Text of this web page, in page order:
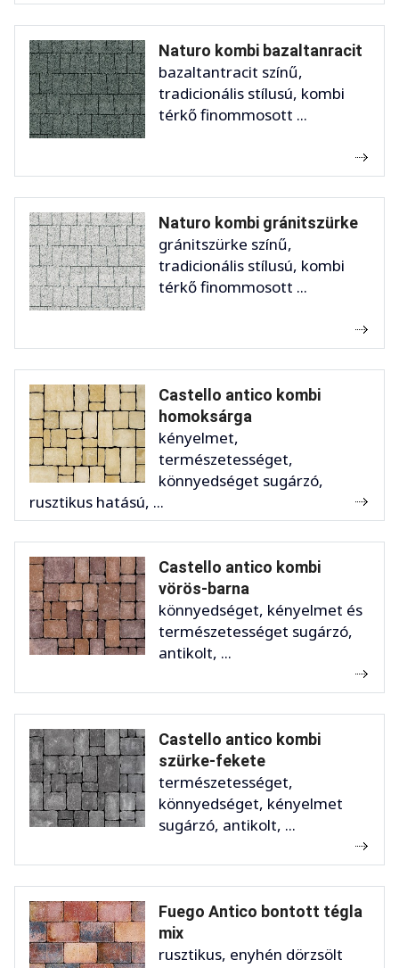
Naturo kombi bazaltanracit
bazaltantracit színű,
tradicionális stílusú, kombi
térkő finommosott ...
Naturo kombi gránitszürke
gránitszürke színű,
tradicionális stílusú, kombi
térkő finommosott ...
Castello antico kombi
homoksárga
kényelmet,
természetességet,
könnyedséget sugárzó,
rusztikus hatású, ...
Castello antico kombi
vörös-barna
könnyedséget, kényelmet és
természetességet sugárzó,
antikolt, ...
Castello antico kombi
szürke-fekete
természetességet,
könnyedséget, kényelmet
sugárzó, antikolt, ...
Fuego Antico bontott tégla
mix
rusztikus, enyhén dörzsölt